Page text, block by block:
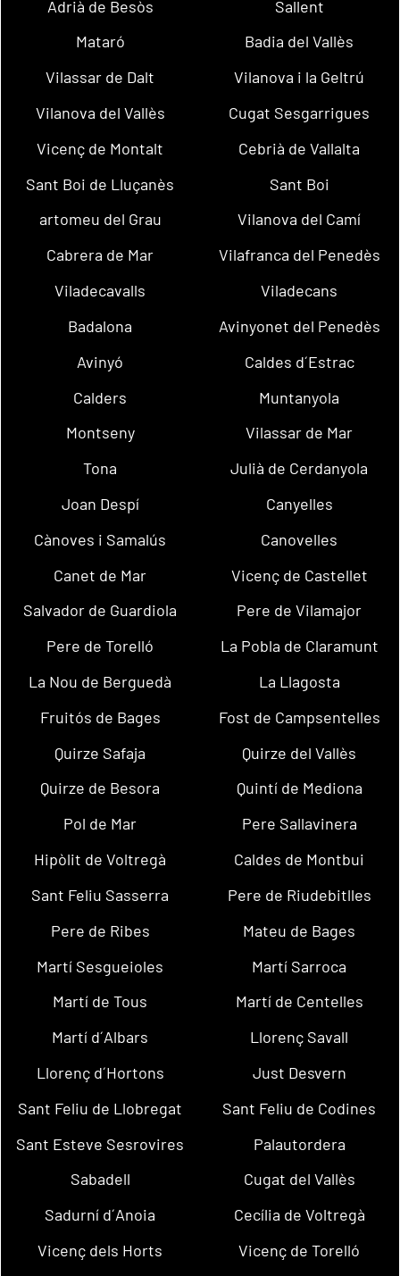
Adrià de Besòs
Sallent
Mataró
Badia del Vallès
Vilassar de Dalt
Vilanova i la Geltrú
Vilanova del Vallès
Cugat Sesgarrigues
Vicenç de Montalt
Cebrià de Vallalta
Sant Boi de Lluçanès
Sant Boi
artomeu del Grau
Vilanova del Camí
Cabrera de Mar
Vilafranca del Penedès
Viladecavalls
Viladecans
Badalona
Avinyonet del Penedès
Avinyó
Caldes d´Estrac
Calders
Muntanyola
Montseny
Vilassar de Mar
Tona
Julià de Cerdanyola
Joan Despí
Canyelles
Cànoves i Samalús
Canovelles
Canet de Mar
Vicenç de Castellet
Salvador de Guardiola
Pere de Vilamajor
Pere de Torelló
La Pobla de Claramunt
La Nou de Berguedà
La Llagosta
Fruitós de Bages
Fost de Campsentelles
Quirze Safaja
Quirze del Vallès
Quirze de Besora
Quintí de Mediona
Pol de Mar
Pere Sallavinera
Hipòlit de Voltregà
Caldes de Montbui
Sant Feliu Sasserra
Pere de Riudebitlles
Pere de Ribes
Mateu de Bages
Martí Sesgueioles
Martí Sarroca
Martí de Tous
Martí de Centelles
Martí d´Albars
Llorenç Savall
Llorenç d´Hortons
Just Desvern
Sant Feliu de Llobregat
Sant Feliu de Codines
Sant Esteve Sesrovires
Palautordera
Sabadell
Cugat del Vallès
Sadurní d´Anoia
Cecília de Voltregà
Vicenç dels Horts
Vicenç de Torelló